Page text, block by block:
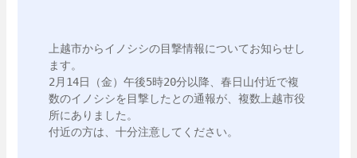
上越市からイノシシの目撃情報についてお知らせし
ます。
2月14日（金）午後5時20分以降、春日山付近で複
数のイノシシを目撃したとの通報が、複数上越市役
所にありました。
付近の方は、十分注意してください。